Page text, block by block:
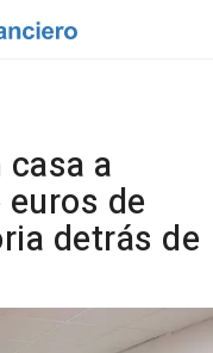
a
de
detrás de